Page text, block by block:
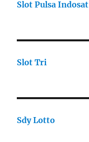
Slot Pulsa Indosat
Slot Tri
Sdy Lotto